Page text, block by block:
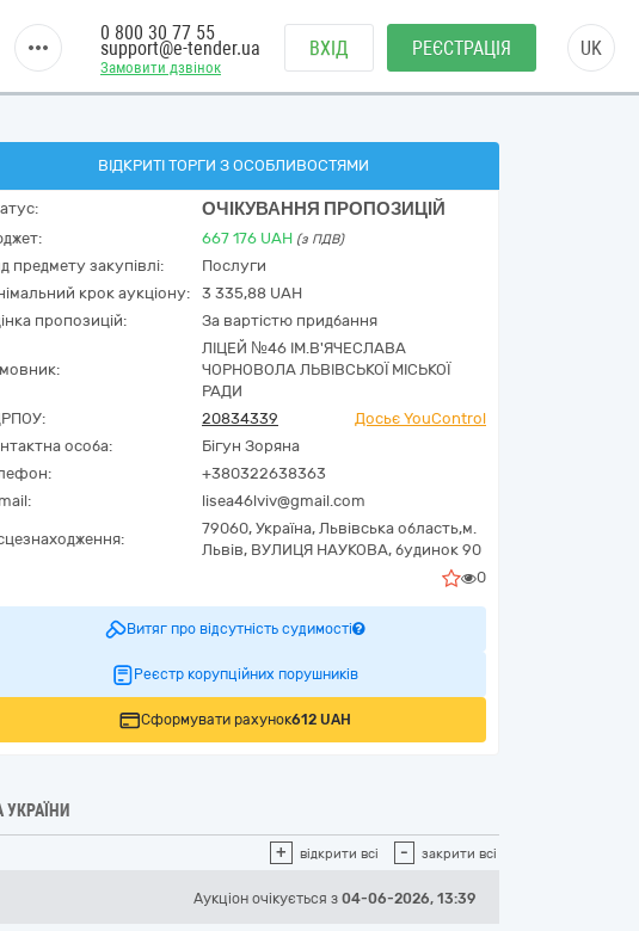
Замовити дзвінок
0 800 30 77 55
support@e-tender.ua ВХІД РЕЄСТРАЦІЯ UK
ВІДКРИТІ ТОРГИ З ОСОБЛИВОСТЯМИ
ОЧІКУВАННЯ ПРОПОЗИЦІЙ
667 176 UAH (з ПДВ)
предмету закупівлі:
Послуги
крок аукціону:
3 335,88 UAH
пропозицій:
За вартістю придбання
ЛІЦЕЙ №46 ІМ.В'ЯЧЕСЛАВА
ЧОРНОВОЛА ЛЬВІВСЬКОЇ МІСЬКОЇ
РАДИ
20834339
Досьє YouControl
особа:
Бігун Зоряна
+380322638363
lisea46lviv@gmail.com
79060, Україна, Львівська область,м.
Львів, ВУЛИЦЯ НАУКОВА, будинок 90
0
Витяг про відсутність судимості
Реєстр корупційних порушників
Сформувати рахунок612 UAH
+ відкрити всі - закрити всі
Аукціон очікується з 04-06-2026, 13:39